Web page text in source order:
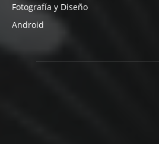
Fotografía y Diseño
Android